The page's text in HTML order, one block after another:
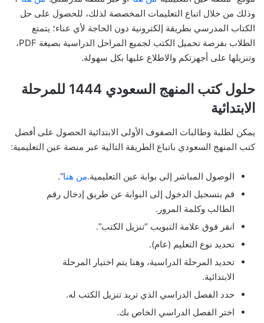
وذلك من خلال اتباع التعليمات المخصصة لذلك، للحصول على حل
الكتاب المدرسي بطريقة إلكترونية دون الحاجة لأي عناء؛ يتمتع
الطلاب بفرصة تحميل الكتب لجميع المراحل الدراسية بصيغة PDF،
وتنزيلها على أجهزتكم والاطلاع عليها بكل سهولة.
حلول كتب المنهج السعودي 1444 للمرحلة
الابتدائية
يمكن لطلبة وطالبات الصفوف الأولى الابتدائية الحصول على أفضل
كتب المنهج السعودي باتباع الطريقة التالية عبر منصة عين التعليمية:
الوصول المباشر إلى بوابة عين التعليمية.من هنا“.
قم بتسجيل الدخول إلى البوابة عن طريق إدخال رقم
الطالب وكلمة المرور.
انقر فوق علامة التبويب “تنزيل الكتب”.
تحديد نوع التعليم (عام).
تحديد المرحلة الدراسية، وهنا يتم اختيار المرحلة
الابتدائية.
حدد الفصل الدراسي الذي تريد تنزيل الكتب له.
اختر الفصل الدراسي الخاص بك.